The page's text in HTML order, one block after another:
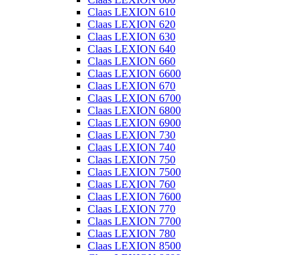
Claas LEXION 610
Claas LEXION 620
Claas LEXION 630
Claas LEXION 640
Claas LEXION 660
Claas LEXION 6600
Claas LEXION 670
Claas LEXION 6700
Claas LEXION 6800
Claas LEXION 6900
Claas LEXION 730
Claas LEXION 740
Claas LEXION 750
Claas LEXION 7500
Claas LEXION 760
Claas LEXION 7600
Claas LEXION 770
Claas LEXION 7700
Claas LEXION 780
Claas LEXION 8500